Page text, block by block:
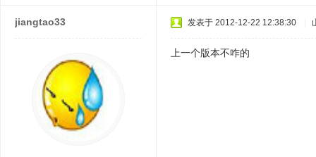
jiangtao33 发表于 2012-12-22 12:38:30
上一个版本不咋的